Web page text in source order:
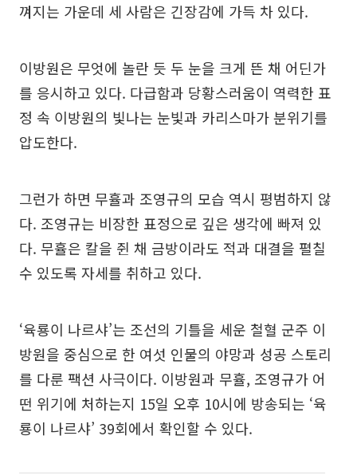
껴지는 가운데 세 사람은 긴장감에 가득 차 있다.
이방원은 무엇에 놀란 듯 두 눈을 크게 뜬 채 어딘가
를 응시하고 있다. 다급함과 당황스러움이 역력한 표
정 속 이방원의 빛나는 눈빛과 카리스마가 분위기를
압도한다.
그런가 하면 무휼과 조영규의 모습 역시 평범하지 않
다. 조영규는 비장한 표정으로 깊은 생각에 빠져 있
다. 무휼은 칼을 쥔 채 금방이라도 적과 대결을 펼칠
수 있도록 자세를 취하고 있다.
‘육룡이 나르샤’는 조선의 기틀을 세운 철혈 군주 이
방원을 중심으로 한 여섯 인물의 야망과 성공 스토리
를 다룬 팩션 사극이다. 이방원과 무휼, 조영규가 어
떤 위기에 처하는지 15일 오후 10시에 방송되는 ‘육
룡이 나르샤’ 39회에서 확인할 수 있다.